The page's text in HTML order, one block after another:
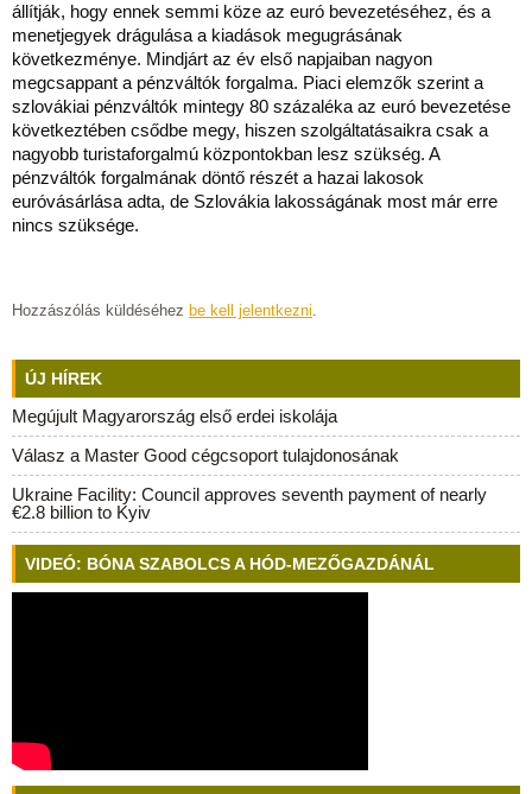
állítják, hogy ennek semmi köze az euró bevezetéséhez, és a
menetjegyek drágulása a kiadások megugrásának
következménye. Mindjárt az év első napjaiban nagyon
megcsappant a pénzváltók forgalma. Piaci elemzők szerint a
szlovákiai pénzváltók mintegy 80 százaléka az euró bevezetése
következtében csődbe megy, hiszen szolgáltatásaikra csak a
nagyobb turistaforgalmú központokban lesz szükség. A
pénzváltók forgalmának döntő részét a hazai lakosok
euróvásárlása adta, de Szlovákia lakosságának most már erre
nincs szüksége.
Hozzászólás küldéséhez be kell jelentkezni.
ÚJ HÍREK
Megújult Magyarország első erdei iskolája
Válasz a Master Good cégcsoport tulajdonosának
Ukraine Facility: Council approves seventh payment of nearly
€2.8 billion to Kyiv
VIDEÓ: BÓNA SZABOLCS A HÓD-MEZŐGAZDÁNÁL